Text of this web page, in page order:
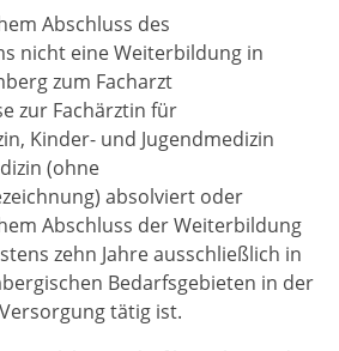
Abschluss des
nicht eine Weiterbildung in
zum Facharzt
zur Fachärztin für
Kinder- und Jugendmedizin
(ohne
absolviert oder
Abschluss der Weiterbildung
zehn Jahre ausschließlich in
Bedarfsgebieten in der
tätig ist.